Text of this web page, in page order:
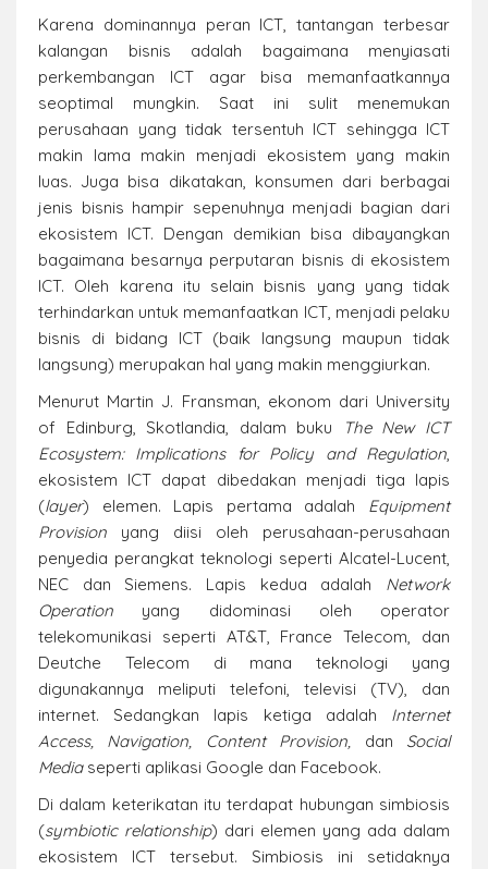
Karena dominannya peran ICT, tantangan terbesar
kalangan bisnis adalah bagaimana menyiasati
perkembangan ICT agar bisa memanfaatkannya
seoptimal mungkin. Saat ini sulit menemukan
perusahaan yang tidak tersentuh ICT sehingga ICT
makin lama makin menjadi ekosistem yang makin
luas. Juga bisa dikatakan, konsumen dari berbagai
jenis bisnis hampir sepenuhnya menjadi bagian dari
ekosistem ICT. Dengan demikian bisa dibayangkan
bagaimana besarnya perputaran bisnis di ekosistem
ICT. Oleh karena itu selain bisnis yang yang tidak
terhindarkan untuk memanfaatkan ICT, menjadi pelaku
bisnis di bidang ICT (baik langsung maupun tidak
langsung) merupakan hal yang makin menggiurkan.
Menurut Martin J. Fransman, ekonom dari University
of Edinburg, Skotlandia, dalam buku
The New ICT
Ecosystem: Implications for Policy and Regulation,
ekosistem ICT dapat dibedakan menjadi tiga lapis
(layer) elemen. Lapis pertama adalah Equipment
Provision yang diisi oleh perusahaan-perusahaan
penyedia perangkat teknologi seperti Alcatel-Lucent,
NEC dan Siemens. Lapis kedua adalah Network
Operation yang didominasi oleh operator
telekomunikasi seperti AT&T, France Telecom, dan
Deutche Telecom di mana teknologi yang
digunakannya meliputi telefoni, televisi (TV), dan
internet. Sedangkan lapis ketiga adalah Internet
Access, Navigation, Content Provision, dan Social
Mediaseperti aplikasi Google dan Facebook.
Di dalam keterikatan itu terdapat hubungan simbiosis
(symbiotic relationship) dari elemen yang ada dalam
ekosistem ICT tersebut. Simbiosis ini setidaknya